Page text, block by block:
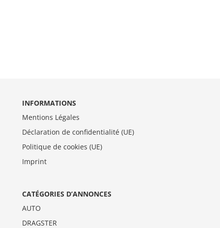
INFORMATIONS
Mentions Légales
Déclaration de confidentialité (UE)
Politique de cookies (UE)
Imprint
CATÉGORIES D’ANNONCES
AUTO
DRAGSTER